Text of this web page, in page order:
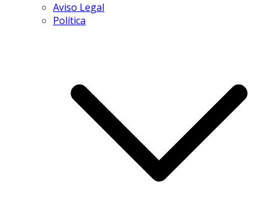
Aviso Legal
Política